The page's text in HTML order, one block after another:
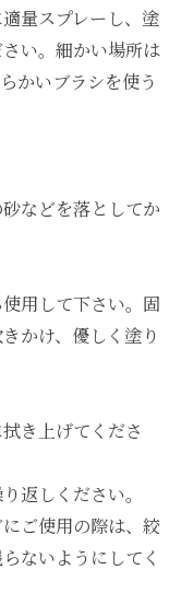
量スプレーし、塗
い。細かい場所は
かいブラシを使う
などを落としてか
用して下さい。固
かけ、優しく塗り
き上げてくださ
返しください。
ご使用の際は、絞
ないようにしてく